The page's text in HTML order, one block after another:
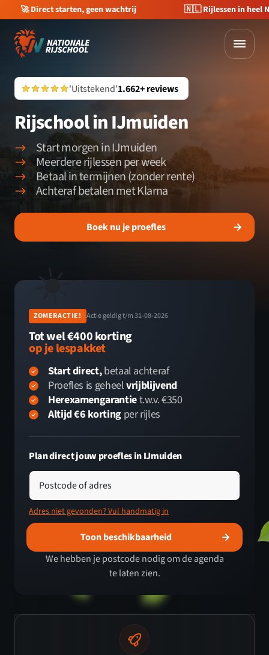
🚀 Direct starten, geen wachtrij 🇳🇱 Rijlessen in heel
'Uitstekend'1.662+ reviews
Rijschool in IJmuiden
Start morgen in IJmuiden
Meerdere rijlessen per week
Betaal in termijnen (zonder rente)
Achteraf betalen met Klarna
Boek nu je proefles
☀️
ZOMERACTIE! Actie geldig t/m 31-08-2026
Tot wel €400 korting
op je lespakket
Start direct,betaal achteraf
Proefles is geheelvrijblijvend
Herexamengarantiet.w.v. €350
Altijd €6 kortingper rijles
Plan direct jouw proefles in IJmuiden
Postcode of adres
Adres niet gevonden? Vul handmatig in
Toon beschikbaarheid
We hebben je postcode nodig om de agenda
te laten zien.